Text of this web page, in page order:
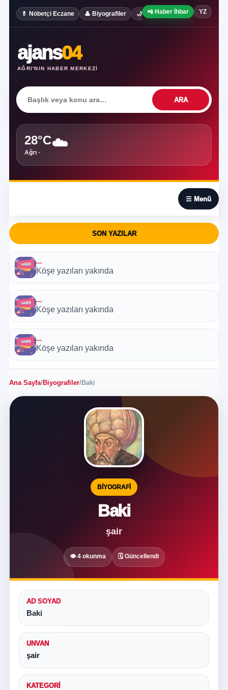
💊 Nöbetçi Eczane 👤 Biyografiler 🌙 Rüya Tabirleri ✍️ Köşe
📲 Haber İhbar YZ
ajans04
AĞRI'NIN HABER MERKEZI
ARA
28°C
Ağrı ·
☁️
☰ Menü
SON YAZILAR
—
Köşe yazıları yakında
—
Köşe yazıları yakında
—
Köşe yazıları yakında
Ana Sayfa/Biyografiler/Baki
BIYOGRAFI
Baki
şair
👁 4 okunma 🗓 Güncellendi
AD SOYAD
Baki
UNVAN
şair
KATEGORI